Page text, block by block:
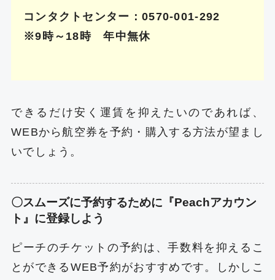
コンタクトセンター：0570-001-292
※9時～18時 年中無休
できるだけ安く運賃を抑えたいのであれば、
WEBから航空券を予約・購入する方法が望まし
いでしょう。
〇スムーズに予約するために『Peachアカウン
ト』に登録しよう
ピーチのチケットの予約は、手数料を抑えるこ
とができるWEB予約がおすすめです。しかしこ